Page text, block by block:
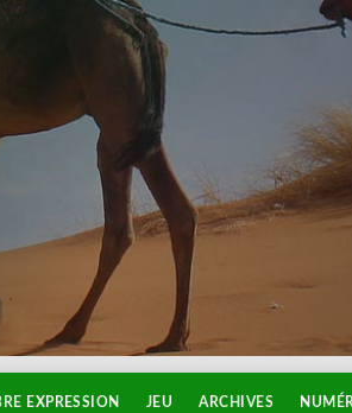
EXPRESSION JEU ARCHIVES